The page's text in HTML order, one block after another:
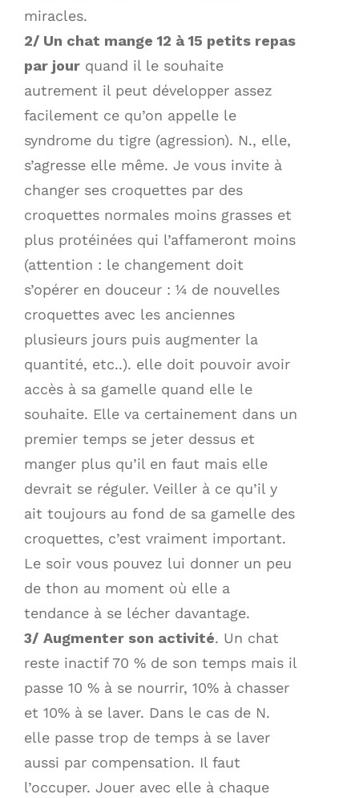
miracles.
2/ Un chat mange 12 à 15 petits repas
par jour quand il le souhaite
autrement il peut développer assez
facilement ce qu’on appelle le
syndrome du tigre (agression). N., elle,
s’agresse elle même. Je vous invite à
changer ses croquettes par des
croquettes normales moins grasses et
plus protéinées qui l’affameront moins
(attention : le changement doit
s’opérer en douceur : ¼ de nouvelles
croquettes avec les anciennes
plusieurs jours puis augmenter la
quantité, etc..). elle doit pouvoir avoir
accès à sa gamelle quand elle le
souhaite. Elle va certainement dans un
premier temps se jeter dessus et
manger plus qu’il en faut mais elle
devrait se réguler. Veiller à ce qu’il y
ait toujours au fond de sa gamelle des
croquettes, c’est vraiment important.
Le soir vous pouvez lui donner un peu
de thon au moment où elle a
tendance à se lécher davantage.
3/ Augmenter son activité. Un chat
reste inactif 70 % de son temps mais il
passe 10 % à se nourrir, 10% à chasser
et 10% à se laver. Dans le cas de N.
elle passe trop de temps à se laver
aussi par compensation. Il faut
l’occuper. Jouer avec elle à chaque